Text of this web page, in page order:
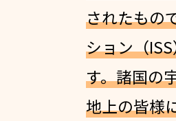
されたもの
ション（
す。諸国の
地上の皆様